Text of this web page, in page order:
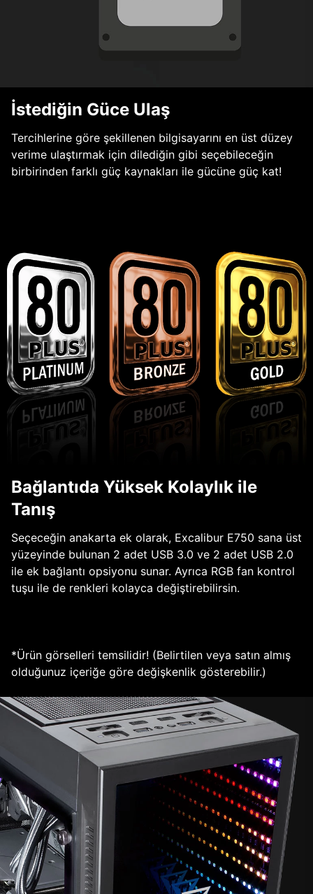
İstediğin Güce Ulaş
Tercihlerine göre şekillenen bilgisayarını en üst düzey
verime ulaştırmak için dilediğin gibi seçebileceğin
birbirinden farklı güç kaynakları ile gücüne güç kat!
Bağlantıda Yüksek Kolaylık ile
Tanış
Seçeceğin anakarta ek olarak, Excalibur E750 sana üst
yüzeyinde bulunan 2 adet USB 3.0 ve 2 adet USB 2.0
ile ek bağlantı opsiyonu sunar. Ayrıca RGB fan kontrol
tuşu ile de renkleri kolayca değiştirebilirsin.
*Ürün görselleri temsilidir! (Belirtilen veya satın almış
olduğunuz içeriğe göre değişkenlik gösterebilir.)